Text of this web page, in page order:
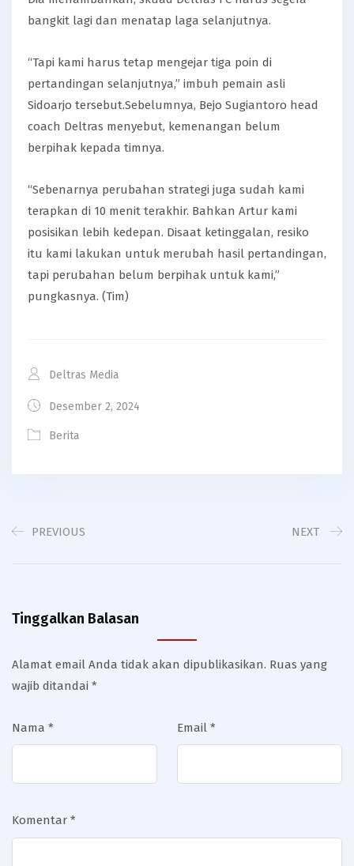
bangkit lagi dan menatap laga selanjutnya.
“Tapi kami harus tetap mengejar tiga poin di
pertandingan selanjutnya,” imbuh pemain asli
Sidoarjo tersebut.Sebelumnya, Bejo Sugiantoro head
coach Deltras menyebut, kemenangan belum
berpihak kepada timnya.
“Sebenarnya perubahan strategi juga sudah kami
terapkan di 10 menit terakhir. Bahkan Artur kami
posisikan lebih kedepan. Disaat ketinggalan, resiko
itu kami lakukan untuk merubah hasil pertandingan,
tapi perubahan belum berpihak untuk kami,”
pungkasnya. (Tim)
Deltras Media
Desember 2, 2024
Berita
PREVIOUS NEXT
Tinggalkan Balasan
Alamat email Anda tidak akan dipublikasikan. Ruas yang
wajib ditandai *
Nama * Email *
Komentar *